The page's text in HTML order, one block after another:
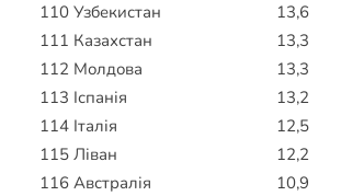
110 Узбекистан 13,6
111 Казахстан 13,3
112 Молдова 13,3
113 Іспанія 13,2
114 Італія 12,5
115 Ліван 12,2
116 Австралія 10,9